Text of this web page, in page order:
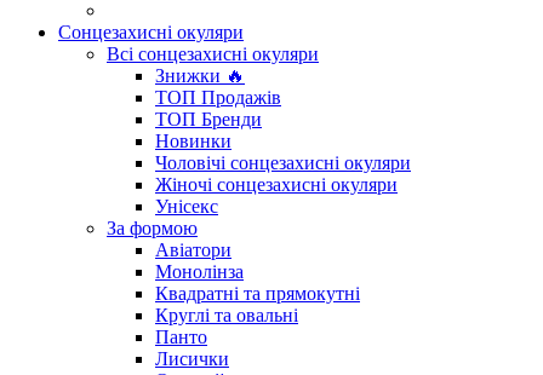
Сонцезахисні окуляри
Всі сонцезахисні окуляри
Знижки 🔥
ТОП Продажів
ТОП Бренди
Новинки
Чоловічі сонцезахисні окуляри
Жіночі сонцезахисні окуляри
Унісекс
За формою
Авіатори
Монолінза
Квадратні та прямокутні
Круглі та овальні
Панто
Лисички